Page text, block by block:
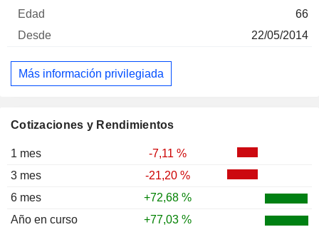
Cotizaciones y Rendimientos
1 mes
-7,11 %
3 mes
-21,20 %
6 mes
+72,68 %
Año en curso
+77,03 %
66
22/05/2014
Más información privilegiada